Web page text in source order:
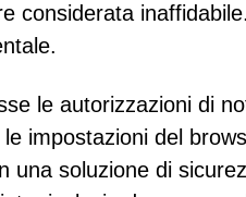
considerata
le autorizzazioni di
impostazioni del
una soluzione di